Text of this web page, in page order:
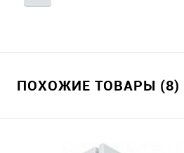
ПОХОЖИЕ ТОВАРЫ (8)